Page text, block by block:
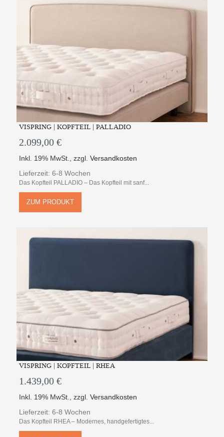
VISPRING | KOPFTEIL | PALLADIO
2.099,00 €
Inkl. 19% MwSt.,zzgl.Versandkosten
Lieferzeit: 6-8 Wochen
Das Kopfteil PALLADIO – Das Kopfteil mit sanf...
ZUM PRODUKT
VISPRING | KOPFTEIL | RHEA
1.439,00 €
Inkl. 19% MwSt. ,zzgl.Versandkosten
Lieferzeit: 6-8 Wochen
Das Kopfteil RHEA – Modernes, handgefertigtes...